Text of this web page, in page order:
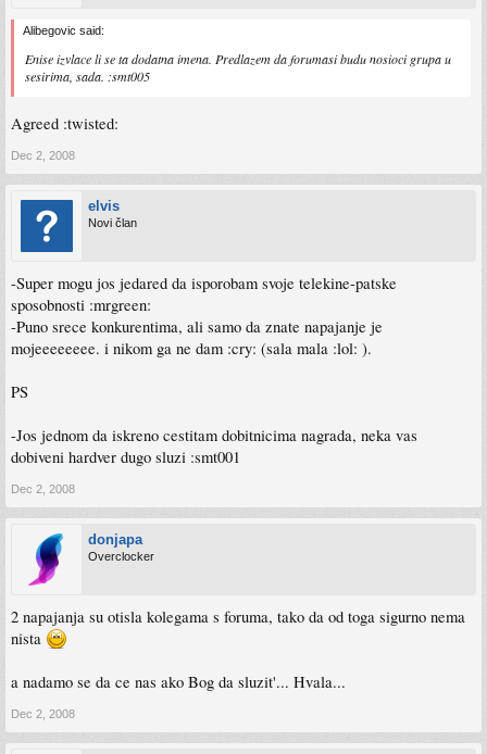
Alibegovic said:
Enise izvlace li se ta dodatna imena. Predlazem da forumasi budu nosioci grupa u
sesirima, sada. :smt005
Agreed :twisted:
Dec 2, 2008
elvis
Novi član
-Super mogu jos jedared da isporobam svoje telekine-patske
sposobnosti :mrgreen:
-Puno srece konkurentima, ali samo da znate napajanje je
mojeeeeeeee. i nikom ga ne dam :cry: (sala mala :lol: ).
PS
-Jos jednom da iskreno cestitam dobitnicima nagrada, neka vas
dobiveni hardver dugo sluzi :smt001
Dec 2, 2008
donjapa
Overclocker
2 napajanja su otisla kolegama s foruma, tako da od toga sigurno nema
nista
a nadamo se da ce nas ako Bog da sluzit'... Hvala...
Dec 2, 2008